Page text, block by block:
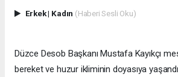
Erkek| Kadın (Haberi Sesli Oku)
Düzce Desob Başkanı Mustafa Kayıkçı
bereket ve huzur ikliminin doyasıya